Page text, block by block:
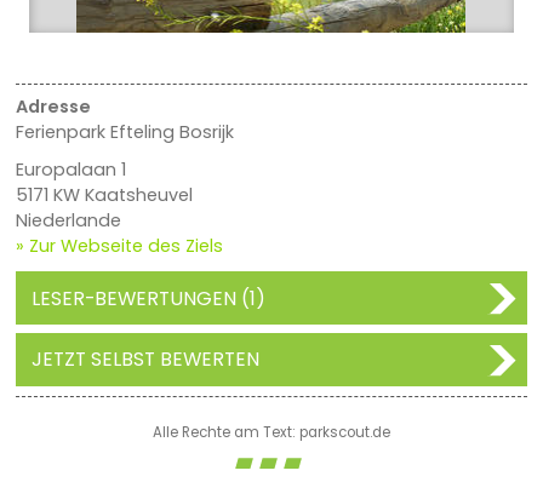
Adresse
Ferienpark Efteling Bosrijk
Europalaan 1
5171 KW Kaatsheuvel
Niederlande
» Zur Webseite des Ziels
LESER-BEWERTUNGEN (1)
JETZT SELBST BEWERTEN
Alle Rechte am Text: parkscout.de